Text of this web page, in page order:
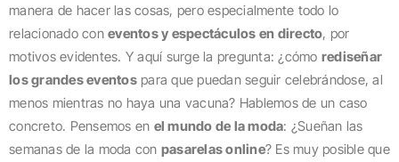
manera de hacer las cosas, pero especialmente todo lo
relacionado con eventos y espectáculos en directo, por
motivos evidentes. Y aquí surge la pregunta: ¿cómo rediseñar
los grandes eventospara que puedan seguir celebrándose, al
menos mientras no haya una vacuna? Hablemos de un caso
concreto. Pensemos en el mundo de la moda: ¿Sueñan las
semanas de la moda con pasarelas online? Es muy posible que